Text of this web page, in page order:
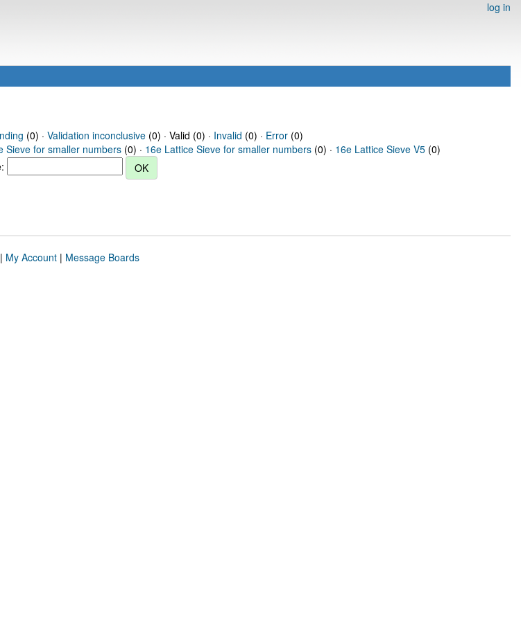
log in
(0) · Validation inconclusive(0) · Valid (0) · Invalid (0) · Error(0)
Sieve for smaller numbers (0) · 16e Lattice Sieve for smaller numbers (0) · 16e Lattice Sieve V5 (0)
My Account| Message Boards